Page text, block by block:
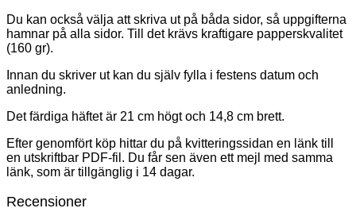
Du kan också välja att skriva ut på båda sidor, så uppgifterna
hamnar på alla sidor. Till det krävs kraftigare papperskvalitet
(160 gr).
Innan du skriver ut kan du själv fylla i festens datum och
anledning.
Det färdiga häftet är 21 cm högt och 14,8 cm brett.
Efter genomfört köp hittar du på kvitteringssidan en länk till
en utskriftbar PDF-fil. Du får sen även ett mejl med samma
länk, som är tillgänglig i 14 dagar.
Recensioner